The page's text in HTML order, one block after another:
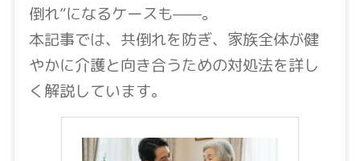
倒れ”になるケースも——。
本記事では、共倒れを防ぎ、家族全体が健
やかに介護と向き合うための対処法を詳し
く解説しています。